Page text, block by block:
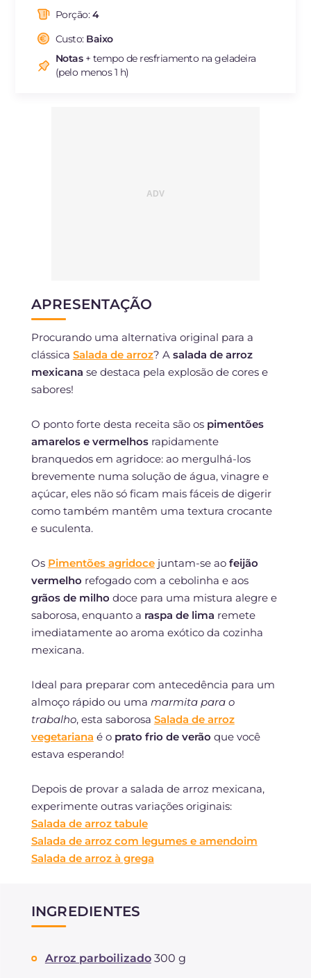
Porção:4
Custo: Baixo
Notas+ tempo de resfriamento na geladeira
(pelo menos 1 h)
APRESENTAÇÃO
Procurando uma alternativa original para a
clássica Salada de arroz? A salada de arroz
mexicana se destaca pela explosão de cores e
sabores!
O ponto forte desta receita são os pimentões
amarelos e vermelhosrapidamente
branquedos em agridoce: ao mergulhá-los
brevemente numa solução de água, vinagre e
açúcar, eles não só ficam mais fáceis de digerir
como também mantêm uma textura crocante
e suculenta.
Os Pimentões agridocejuntam-se ao feijão
vermelho refogado com a cebolinha e aos
grãos de milho doce para uma mistura alegre e
saborosa, enquanto a raspa de lima remete
imediatamente ao aroma exótico da cozinha
mexicana.
Ideal para preparar com antecedência para um
almoço rápido ou uma marmita para o
trabalho, esta saborosa Salada de arroz
vegetariana é o prato frio de verão que você
estava esperando!
Depois de provar a salada de arroz mexicana,
experimente outras variações originais:
Salada de arroz tabule
Salada de arroz com legumes e amendoim
Salada de arroz à grega
INGREDIENTES
Arroz parboilizado 300 g